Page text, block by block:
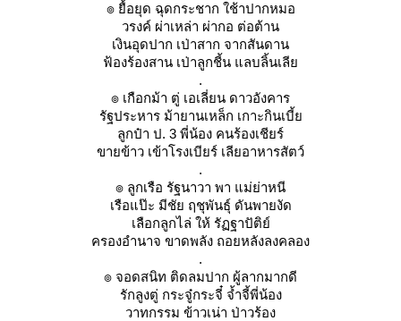
๏ ยื้อยุด ฉุดกระชาก ใช้าปากหมอ
วรงค์ ผ่าเหล่า ผ่ากอ ต่อต้าน
เงินอุดปาก เป่าสาก จากสันดาน
ฟ้องร้องสาน เป่าลูกชี้น แลบลิ้นเลี
.
๏ เกือกม้า ตู่ เอเลี่ยน ดาวอังคาร
รัฐประหาร ม้ายานเหล็ก เกาะกินเบี้
ลูกป๋า ป. 3 พี่น้อง คนร้องเชียร์
ขายข้าว เข้าโรงเบียร์ เลียอาหารสัตว์
.
๏ ลูกเรือ รัฐนาวา พา แม่ย่าหนี
เรือแป๊ะ มีชัย ฤชุพันธุ์ ดันพายงัด
เลือกลูกไล่ ให้ รัฏฐาปัติย์
ครองอำนาจ ขาดพลัง ถอยหลังลงคลอง
.
๏ จอดสนิท ติดลมปาก ผู้ลากมากดี
รักลูงตู่ กระจู๋กระจี๋ จ้ำจี้พี่น้อง
วาทกรรม ข้าวเน่า ป่าวร้อง